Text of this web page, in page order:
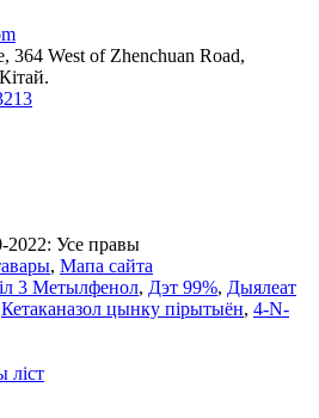
364 West of Zhenchuan Road,
2022: Усе правы
, Мапа сайта
3 Метылфенол, Дэт 99%, Дыялеат
Кетаканазол цынку пірытыён, 4-N-
ліст